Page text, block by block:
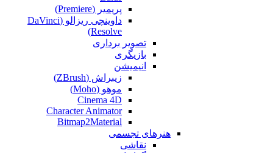
پریمیر (Premiere)
داوینچی ریزالو (DaVinci
Resolve)
تصویر برداری
بازیگری
انیمیشن
زیبراش (ZBrush)
موهو (Moho)
Cinema 4D
Character Animator
Bitmap2Material
هنرهای تجسمی
نقاشی‌